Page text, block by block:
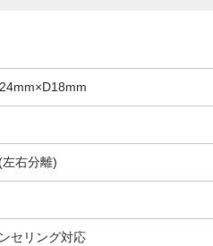
右分離)
セリング対応